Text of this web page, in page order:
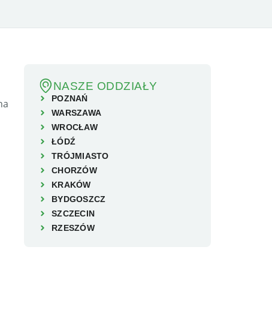
NASZE ODDZIAŁY
POZNAŃ
WARSZAWA
WROCŁAW
ŁÓDŹ
TRÓJMIASTO
CHORZÓW
KRAKÓW
BYDGOSZCZ
SZCZECIN
RZESZÓW